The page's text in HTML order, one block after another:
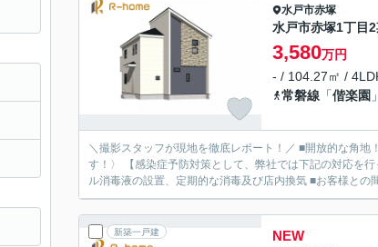
水戸市赤塚
水戸市赤塚1丁
3,580万円
- / 104.27㎡ /
常磐線 「偕楽園
＼撮影スタッフが現地を徹底レポート！／ ■開放的な角
す！〉 【感染症予防対策として、弊社では下記の対応を
ル消毒液の設置、定期的な消毒及び店内換気 ■お客様と
新築一戸建 NEW